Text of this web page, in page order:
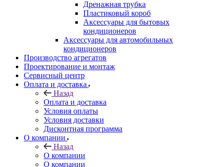
Дренажная трубка
Пластиковый короб
Аксессуары для бытовых
кондиционеров
Аксессуары для автомобильных
кондиционеров
Производство агрегатов
Проектирование и монтаж
Сервисный центр
Оплата и доставка
Назад
Оплата и доставка
Условия оплаты
Условия доставки
Дисконтная программа
О компании
Назад
О компании
О компании